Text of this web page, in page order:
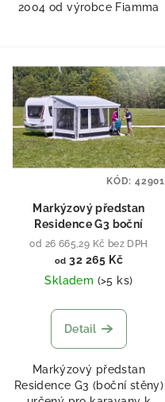
2004 od výrobce Fiamma
Markýzový předstan
Residence G3 boční
od 26 665,29 Kč bez DPH
od 32 265 Kč
Skladem (>5 ks)
Detail
Markýzový předstan
Residence G3 (boční stěny)
KÓD: 42901